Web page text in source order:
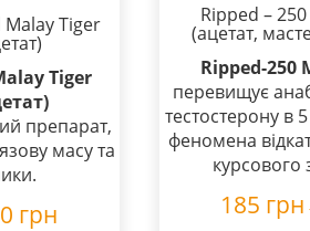
Tiger
Tiger
препарат,
масу та
грн
Ripped –
(ацетат,
Ripped-250
перевищує
тестостерону в
феномена
курсового
185 грн